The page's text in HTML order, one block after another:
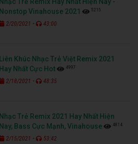
Nonstop Vinahouse 2021
5215
2/20/2021 - 43:00
Liên Khúc Nhạc Trẻ Việt Remix 2021
Hay Nhất Cực Hot
4997
2/18/2021 - 48:35
Nhạc Trẻ Remix 2021 Hay Nhất Hiện
Nay, Bass Cực Mạnh, Vinahouse
4814
2/15/2021 - 53:42